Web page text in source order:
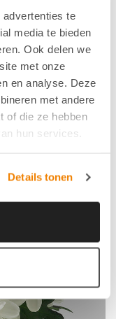
te
media te bieden
Ook delen we
met onze
en analyse. Deze
met andere
of die ze hebben
hun services.
Details tonen